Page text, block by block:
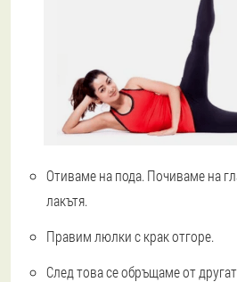
Отиваме на пода. Почиваме на
лакътя.
Правим люлки с крак отгоре.
След това се обръщаме от